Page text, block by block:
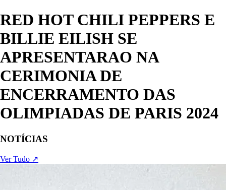
RED HOT CHILI PEPPERS E
BILLIE EILISH SE
APRESENTARAO NA
CERIMONIA DE
ENCERRAMENTO DAS
OLIMPIADAS DE PARIS 2024
NOTÍCIAS
Ver Tudo ↗